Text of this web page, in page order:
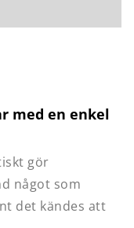
med en enkel
gör
något som
det kändes att